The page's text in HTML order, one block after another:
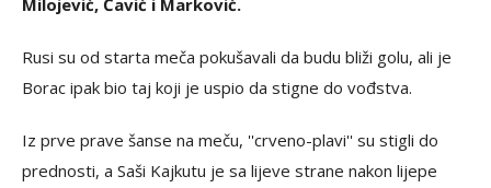
Rusi su od starta meča pokušavali da budu bliži golu, ali je
Borac ipak bio taj koji je uspio da stigne do vođstva.
Iz prve prave šanse na meču, ''crveno-plavi'' su stigli do
prednosti, a Saši Kajkutu je sa lijeve strane nakon lijepe